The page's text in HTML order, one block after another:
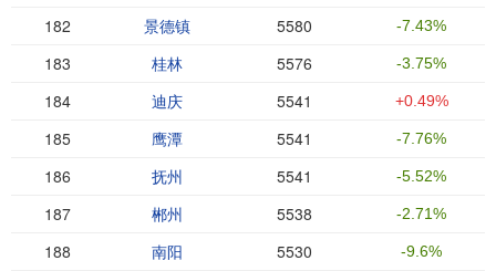
182 景德镇 5580 -7.43%
183 桂林 5576 -3.75%
184 迪庆 5541 +0.49%
185 鹰潭 5541 -7.76%
186 抚州 5541 -5.52%
187 郴州 5538 -2.71%
188 南阳 5530 -9.6%